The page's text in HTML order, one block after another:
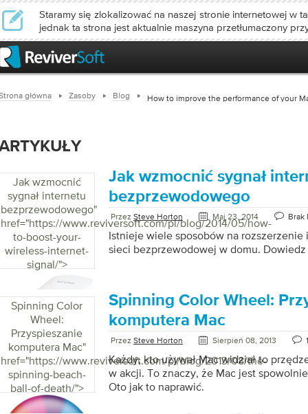
Staramy się zlokalizować na naszej stronie internetowej w
jednak ta strona jest aktualnie maszyna przetłumaczony
główna Zasoby Blog How to improve the performance of your
Jak wzmocnić
sygnał internetu
bezprzewodowego"
href="https://www.reviversoft.com/pl/blog/2014/05/how-
to-boost-your-
wireless-internet-
signal/">
Jak wzmocnić sygnał
bezprzewodowego
Przez Steve Horton Maj 23, 2014 Brak
Istnieje wiele sposobów na rozszerzenie
sieci bezprzewodowej w domu. Dowiedz
Spinning Color
Wheel:
Przyspieszanie
komputera Mac"
href="https://www.reviversoft.com/pl/blog/2013/08/the-
spinning-beach-
ball-of-death/">
Spinning Color Wheel:
komputera Mac
Przez Steve Horton Sierpień 08, 2013
Każdy, kto używał Mac widział to
w akcji. To znaczy, że Mac jest
Oto jak to naprawić.